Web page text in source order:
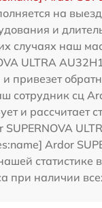
на
и
случаях наш
ULTRA
привезет
сотрудник сц
и рассчитает
Ardor
статистике
при наличии